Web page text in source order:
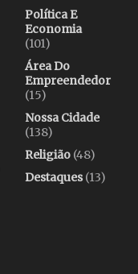
Política E
Economia
(101)
Área Do
Empreendedor
(15)
Nossa Cidade
(138)
Religião (48)
Destaques(13)